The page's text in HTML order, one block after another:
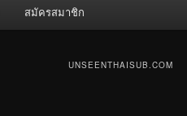
สมัครสมาชิก
UNSEENTHAISUB.COM